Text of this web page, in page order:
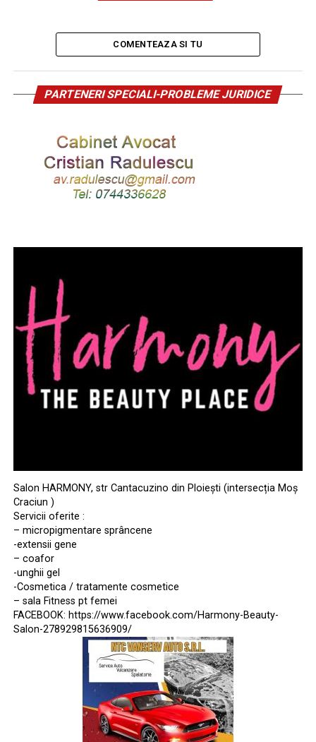
COMENTEAZA SI TU
PARTENERI SPECIALI-PROBLEME JURIDICE
Salon HARMONY, str Cantacuzino din Ploiești (intersecția Moș
Craciun )
Servicii oferite :
– micropigmentare sprâncene
-extensii gene
– coafor
-unghii gel
-Cosmetica / tratamente cosmetice
– sala Fitness pt femei
FACEBOOK: https://www.facebook.com/Harmony-Beauty-
Salon-278929815636909/